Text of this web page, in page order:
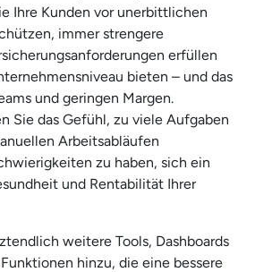
Ihre Kunden vor unerbittlichen
immer strengere
erfüllen
bieten – und das
und geringen Margen.
Sie das Gefühl, zu viele Aufgaben
Arbeitsabläufen
zu haben, sich ein
und Rentabilität Ihrer
weitere Tools, Dashboards
hinzu, die eine bessere